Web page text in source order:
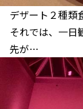
デザート２種類
それでは、一日
先が…